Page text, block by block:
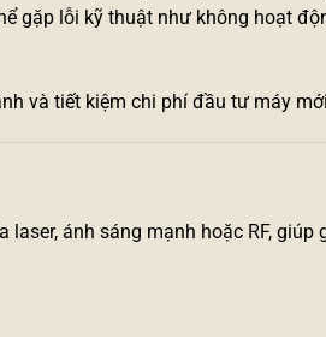
gặp lỗi kỹ thuật như không hoạt
và tiết kiệm chi phí đầu tư máy
ánh sáng mạnh hoặc RF, giúp